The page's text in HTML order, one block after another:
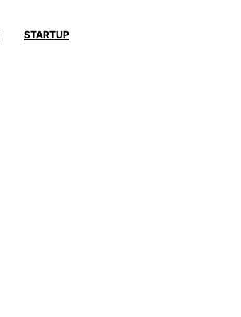
STARTUP